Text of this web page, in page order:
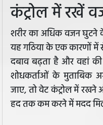
कंट्रोल में रखें
शरीर का अधिक वजन घुटने
यह गठिया के एक कारणों में
दबाव बढ़ता है और वहां की
शोधकर्ताओं के मुताबिक
जाए, तो वेट कंट्रोल में
हद तक कम करने में मदद